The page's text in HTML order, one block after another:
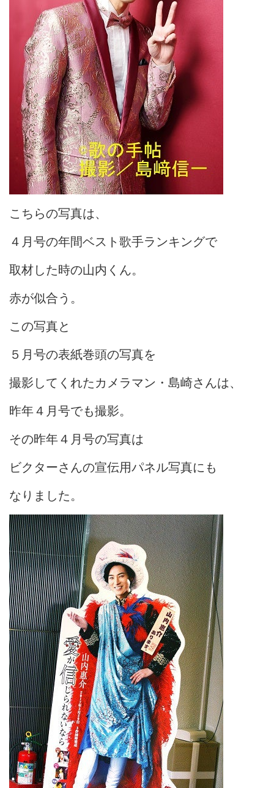
こちらの写真は、
４月号の年間ベスト歌手ランキングで
取材した時の山内くん。
赤が似合う。
この写真と
５月号の表紙巻頭の写真を
撮影してくれたカメラマン・島崎さんは、
昨年４月号でも撮影。
その昨年４月号の写真は
ビクターさんの宣伝用パネル写真にも
なりました。